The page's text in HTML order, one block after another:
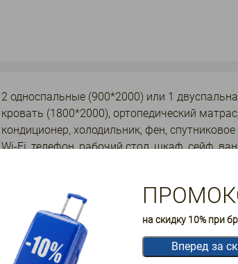
2 односпальные (900*2000) или 1
кровать (1800*2000), ортопедический матрас,
кондиционер, холодильник, фен, спутниковое
Wi-Fi, телефон, рабочий стол, шкаф, сейф,
на скидку 10% при
Вперед за